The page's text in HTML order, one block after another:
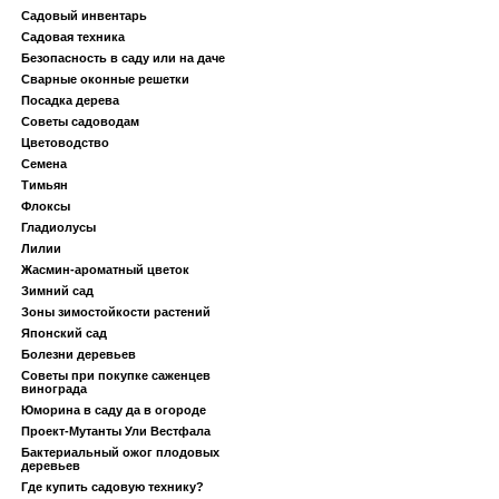
Садовый инвентарь
Садовая техника
Безопасность в саду или на даче
Сварные оконные решетки
Посадка дерева
Советы садоводам
Цветоводство
Семена
Тимьян
Флоксы
Гладиолусы
Лилии
Жасмин-ароматный цветок
Зимний сад
Зоны зимостойкости растений
Японский сад
Болезни деревьев
Советы при покупке саженцев
винограда
Юморина в саду да в огороде
Проект-Мутанты Ули Вестфала
Бактериальный ожог плодовых
деревьев
Где купить садовую технику?